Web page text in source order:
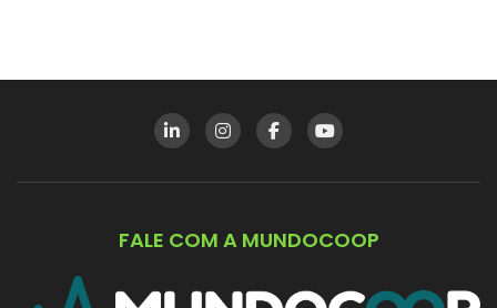
FALE COM A MUNDOCOOP